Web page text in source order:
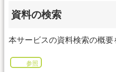
資料の検索
本サービスの資料検索の概要
参照